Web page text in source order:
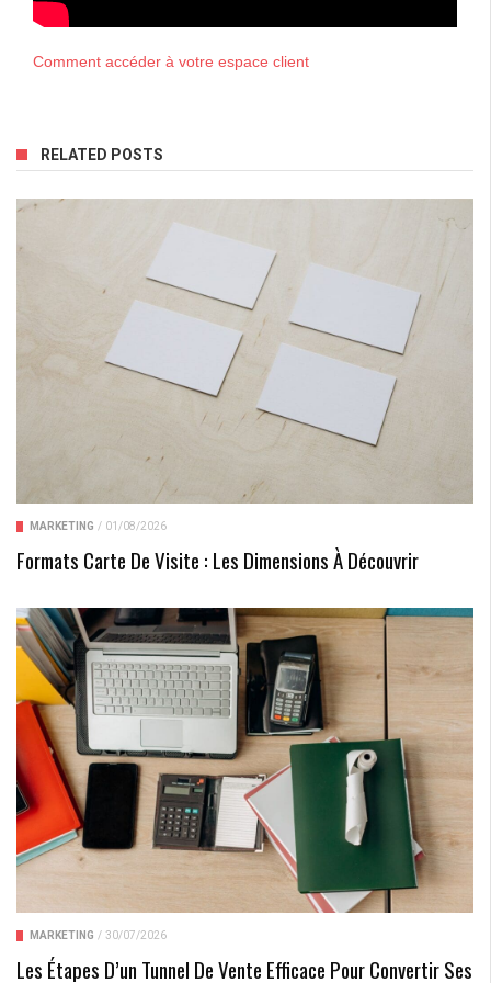
Comment accéder à votre espace client
RELATED POSTS
MARKETING / 01/08/2026
Formats Carte De Visite : Les Dimensions À Découvrir
MARKETING / 30/07/2026
Les Étapes D’un Tunnel De Vente Efficace Pour Convertir Ses